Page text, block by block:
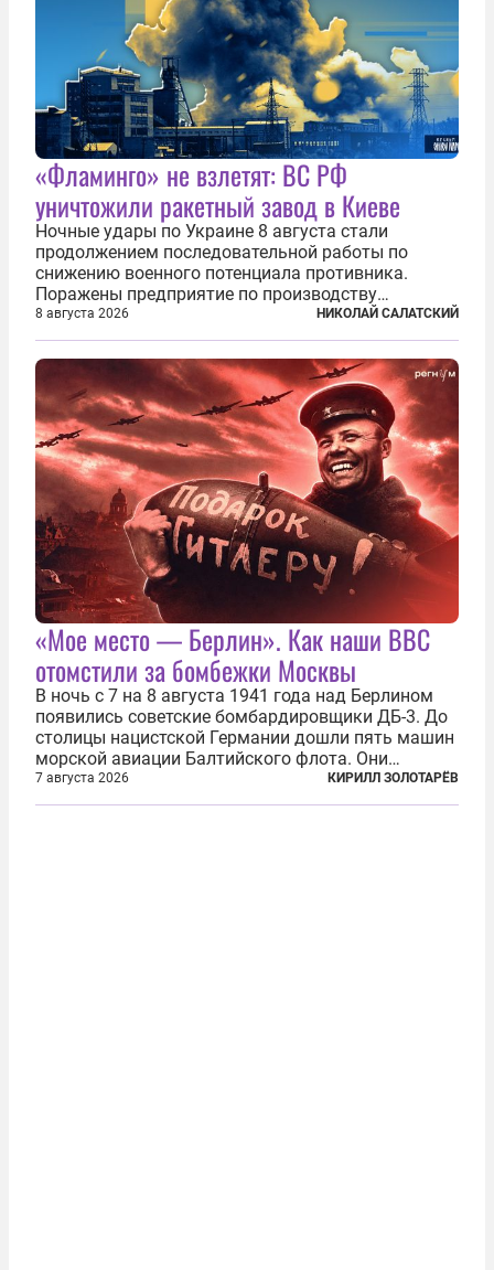
«Фламинго» не взлетят: ВС РФ
уничтожили ракетный завод в Киеве
Ночные удары по Украине 8 августа стали
продолжением последовательной работы по
снижению военного потенциала противника.
Поражены предприятие по производству
крылатых ракет, крупный склад топлива и два
сухогруза с военными грузами. Дополнительно
нанесены удары по объектам в ряде городов. В
Киеве...
8 августа 2026 НИКОЛАЙ САЛАТСКИЙ
«Мое место — Берлин». Как наши ВВС
отомстили за бомбежки Москвы
В ночь с 7 на 8 августа 1941 года над Берлином
появились советские бомбардировщики ДБ-3. До
столицы нацистской Германии дошли пять машин
морской авиации Балтийского флота. Они
сбросили бомбы на город, который в тот момент
жил в полной уверенности, что война идет где-то
7 августа 2026 КИРИЛЛ ЗОЛОТАРЁВ